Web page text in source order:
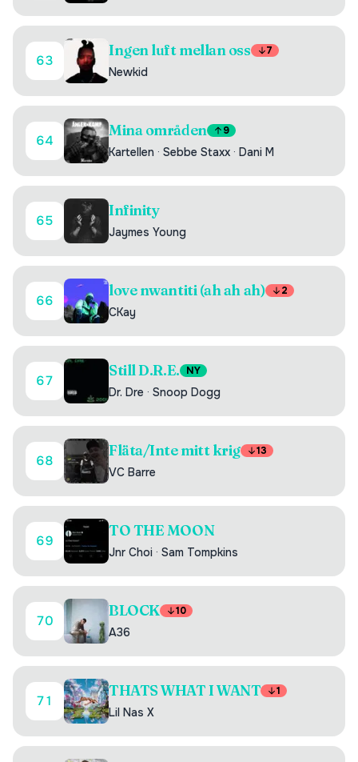
63
Ingen luft mellan oss 7
Newkid
64
Mina områden 9
Kartellen · Sebbe Staxx · Dani M
65
Infinity
Jaymes Young
66
love nwantiti (ah ah ah) 2
CKay
67
Still D.R.E. NY
Dr. Dre · Snoop Dogg
68
Fläta/Inte mitt krig 13
VC Barre
69
TO THE MOON
Jnr Choi · Sam Tompkins
70
BLOCK 10
A36
71
THATS WHAT I WANT 1
Lil Nas X